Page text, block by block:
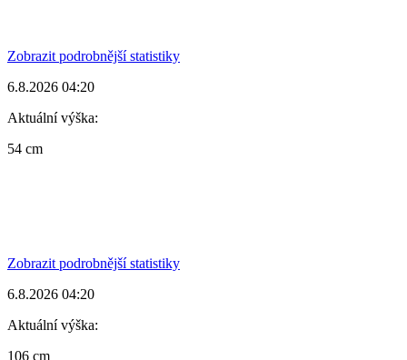
Zobrazit podrobnější statistiky
6.8.2026 04:20
Aktuální výška:
54 cm
Zobrazit podrobnější statistiky
6.8.2026 04:20
Aktuální výška:
106 cm